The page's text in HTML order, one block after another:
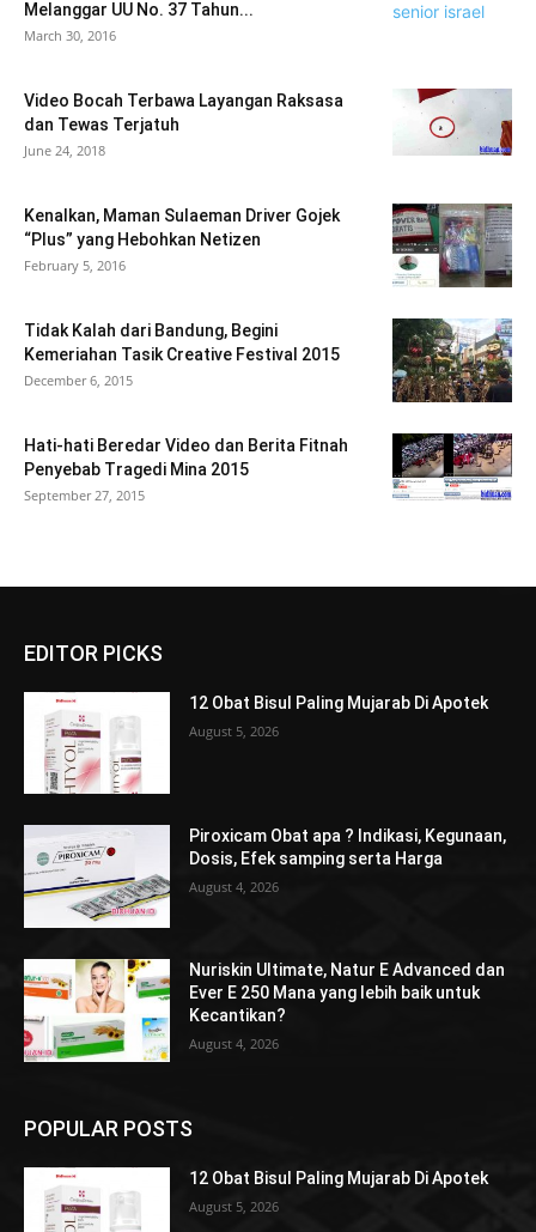
Melanggar UU No. 37 Tahun...
March 30, 2016
Video Bocah Terbawa Layangan Raksasa
dan Tewas Terjatuh
June 24, 2018
Kenalkan, Maman Sulaeman Driver Gojek
“Plus” yang Hebohkan Netizen
February 5, 2016
Tidak Kalah dari Bandung, Begini
Kemeriahan Tasik Creative Festival 2015
December 6, 2015
Hati-hati Beredar Video dan Berita Fitnah
Penyebab Tragedi Mina 2015
September 27, 2015
EDITOR PICKS
12 Obat Bisul Paling Mujarab Di Apotek
August 5, 2026
Piroxicam Obat apa ? Indikasi, Kegunaan,
Dosis, Efek samping serta Harga
August 4, 2026
Nuriskin Ultimate, Natur E Advanced dan
Ever E 250 Mana yang lebih baik untuk
Kecantikan?
August 4, 2026
POPULAR POSTS
12 Obat Bisul Paling Mujarab Di Apotek
August 5, 2026